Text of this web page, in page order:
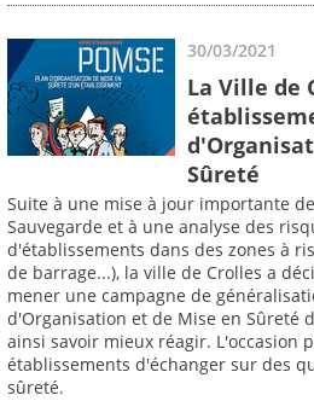
30/03/2021
La Ville de
Sûreté
Suite à une mise à jour importante
Sauvegarde et à une analyse des
d'établissements dans des zones à
de barrage...), la ville de Crolles a
mener une campagne de
d'Organisation et de Mise en Sûreté
ainsi savoir mieux réagir. L'occasion
établissements d'échanger sur des
sûreté.